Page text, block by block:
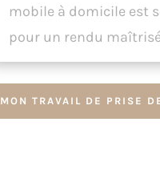
mobile à domicile est
pour un rendu
MON TRAVAIL DE PRISE